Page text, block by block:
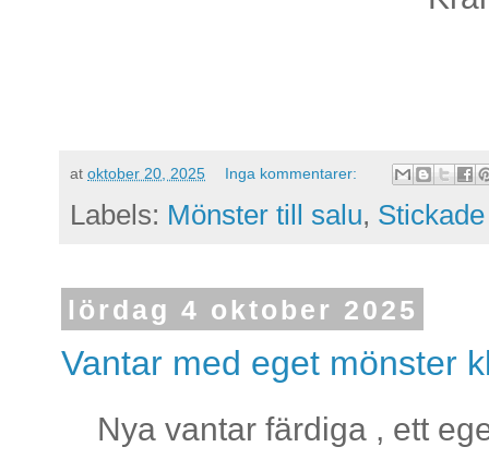
at oktober 20, 2025 Inga kommentarer:
Labels: Mönster till salu,
lördag 4 oktober 2025
Vantar med eget mönster
Nya vantar färdiga , ett